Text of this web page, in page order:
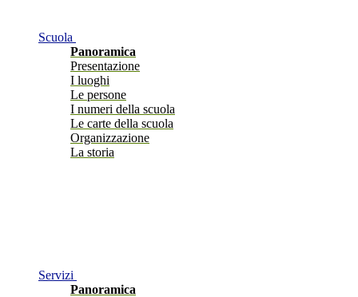
Scuola
Panoramica
Presentazione
I luoghi
Le persone
I numeri della scuola
Le carte della scuola
Organizzazione
La storia
Servizi
Panoramica